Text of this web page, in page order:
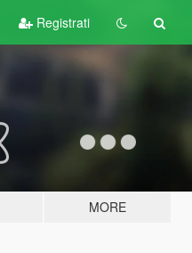
Registrati
MORE